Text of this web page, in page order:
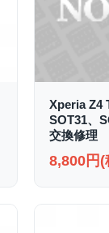
Xperia Z4
SOT31、
交換修理
8,800円(